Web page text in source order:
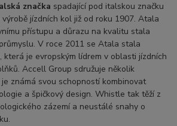
značka spadající pod italskou značku
jízdních kol již od roku 1907. Atala
přístupu a důrazu na kvalitu stala
V roce 2011 se Atala stala
která je evropským lídrem v oblasti jízdních
Accell Group sdružuje několik
známá svou schopností kombinovat
a špičkový design. Whistle tak těží z
zázemí a neustálé snahy o